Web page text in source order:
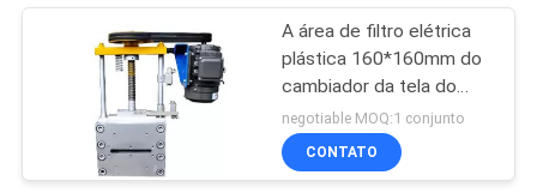
alimentação
forçada
A área de filtro elétrica
plástica 160*160mm do
cambiador da tela do
ABS POM morre o cubo
0,35
negotiable MOQ:1 conjunto
CONTATO